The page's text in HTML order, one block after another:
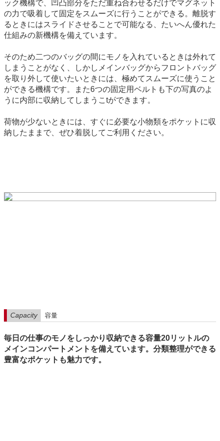
ック機構で、凹凸部分をただ重ね合わせるだけでマグネット
の力で吸着して固定をスムーズに行うことができる。離脱す
るときにはスライドさせることで可能なる、たいへん優れた
仕組みの新機構を備えています。
そのため二つのバッグの間にモノを入れているときは外れて
しまうことがなく、しかしメインバッグからフロントバッグ
を取り外して使いたいときには、極めてスムーズに使うこと
ができる機構です。また6つの固定用ベルトも下の写真のよ
うに内部に収納してしまうこtができます。
荷物が少ないときには、すぐに必要な小物類をポケットに収
納したままで、ぜひ着脱してご利用ください。
Capacity 容量
毎日の仕事のモノをしっかり収納できる容量20リットルの
メインコンパートメントを備えています。分類整理ができる
豊富なポケットも魅力です。